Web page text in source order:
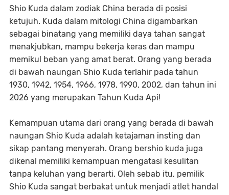
Shio Kuda dalam zodiak China berada di posisi
ketujuh. Kuda dalam mitologi China digambarkan
sebagai binatang yang memiliki daya tahan sangat
menakjubkan, mampu bekerja keras dan mampu
memikul beban yang amat berat. Orang yang berada
di bawah naungan Shio Kuda terlahir pada tahun
1930, 1942, 1954, 1966, 1978, 1990, 2002, dan tahun ini
2026 yang merupakan Tahun Kuda Api!
Kemampuan utama dari orang yang berada di bawah
naungan Shio Kuda adalah ketajaman insting dan
sikap pantang menyerah. Orang bershio kuda juga
dikenal memiliki kemampuan mengatasi kesulitan
tanpa keluhan yang berarti. Oleh sebab itu, pemilik
Shio Kuda sangat berbakat untuk menjadi atlet handal